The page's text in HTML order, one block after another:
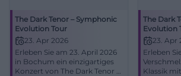
The Dark Tenor – Symphonic
Evolution Tour
23. Apr 2026
Erleben Sie am 23. April 2026
in Bochum ein einzigartiges
Konzert von The Dark Tenor –
The Dark
Evolution
23. Apr
Erleben
Klassik